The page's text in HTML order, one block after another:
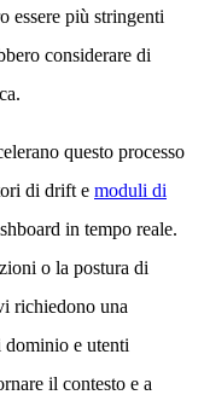
essere più stringenti
considerare di
questo processo
di drift e moduli di
in tempo reale.
o la postura di
richiedono una
dominio e utenti
il contesto e a